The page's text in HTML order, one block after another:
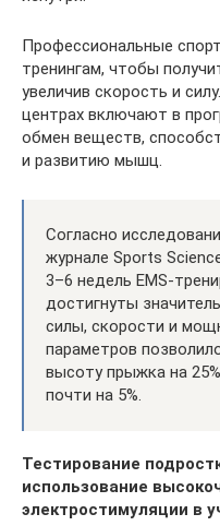
Профессиональные
тренингам, чтобы
увеличив скорость и
центрах включают в
обмен веществ,
и развитию мышц.
Согласно
журнале Sports
3–6 недель EMS-
достигнуты
силы, скорости и
параметров
высоту прыжка на
почти на 5%.
Тестирование
использование
электростимуляции в